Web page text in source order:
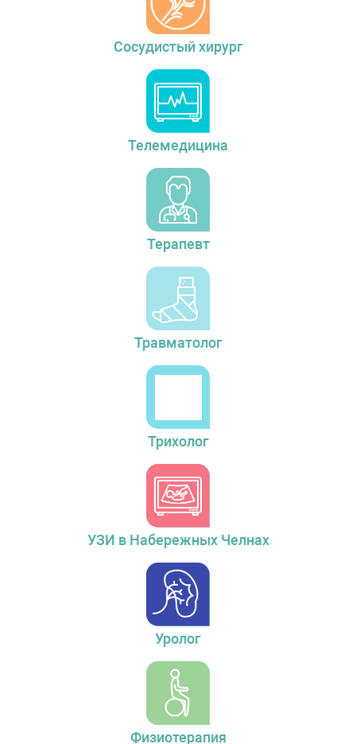
Сосудистый хирург
Телемедицина
Терапевт
Травматолог
Трихолог
УЗИ в Набережных Челнах
Уролог
Физиотерапия